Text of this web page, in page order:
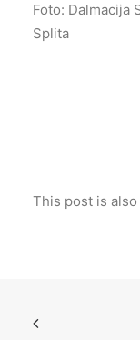
Foto: Dalmacija
Splita
This post is